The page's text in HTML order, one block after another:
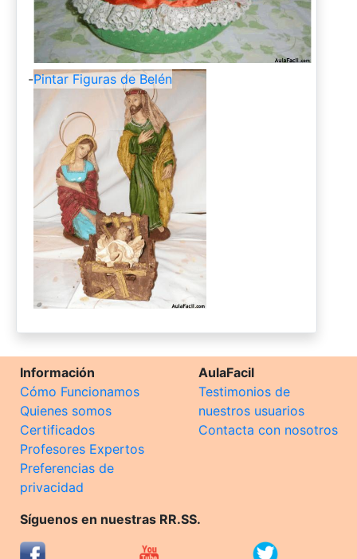
-Pintar Figuras de Belén
Información
Cómo Funcionamos
Quienes somos
Certificados
Profesores Expertos
Preferencias de
privacidad
AulaFacil
Testimonios de
nuestros usuarios
Contacta con nosotros
Síguenos en nuestras RR.SS.